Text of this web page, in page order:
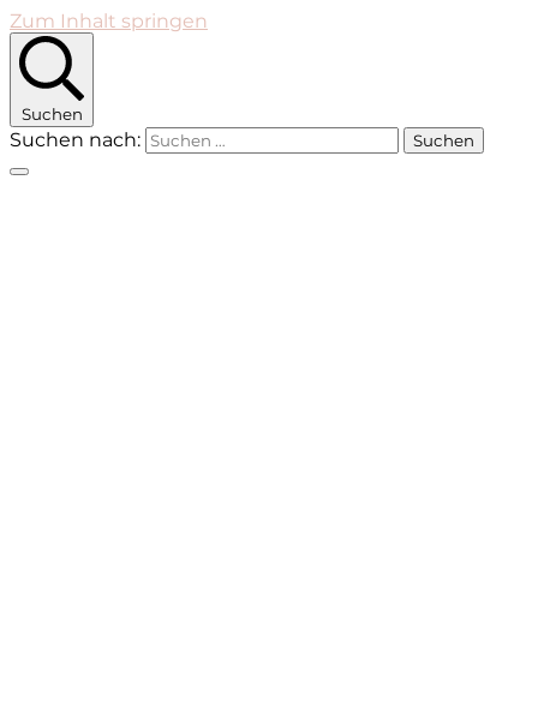
Zum Inhalt springen
Suchen
Suchen nach: